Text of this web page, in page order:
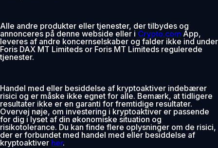
Alle andre produkter eller tjenester, der tilbydes og
annonceres på denne webside eller i Crypto.com App,
leveres af andre koncernselskaber og falder ikke ind under
Foris DAX MT Limiteds or Foris MT Limiteds regulerede
tjenester.
Handel med eller besiddelse af kryptoaktiver indebærer
risici og er måske ikke egnet for alle. Bemærk, at tidligere
resultater ikke er en garanti for fremtidige resultater.
Overvej nøje, om investering i kryptoaktiver er passende
for dig i lyset af din økonomiske situation og
risikotolerance. Du kan finde flere oplysninger om de risici,
der er forbundet med handel med eller besiddelse af
kryptoaktiver her.